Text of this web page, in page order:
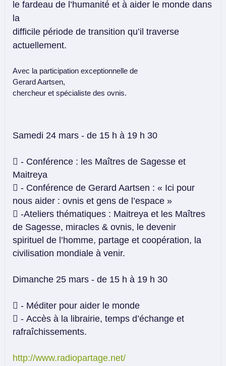
le fardeau de l’humanité et à aider le monde dans
la
difficile période de transition qu’il traverse
actuellement.
Avec la participation exceptionnelle de
Gerard Aartsen,
chercheur et spécialiste des ovnis.
Samedi 24 mars - de 15 h à 19 h 30
 - Conférence : les Maîtres de Sagesse et
Maitreya
 - Conférence de Gerard Aartsen : « Ici pour
nous aider : ovnis et gens de l’espace »
 -Ateliers thématiques : Maitreya et les Maîtres
de Sagesse, miracles & ovnis, le devenir
spirituel de l’homme, partage et coopération, la
civilisation mondiale à venir.
Dimanche 25 mars - de 15 h à 19 h 30
 - Méditer pour aider le monde
 - Accès à la librairie, temps d’échange et
rafraîchissements.
http://www.radiopartage.net/